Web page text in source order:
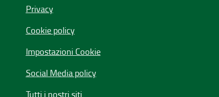
Privacy
Cookie policy
Impostazioni Cookie
Social Media policy
Tutti i nostri siti